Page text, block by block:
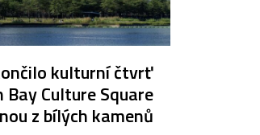
kulturní čtvrť
Bay Culture Square
z bílých kamenů